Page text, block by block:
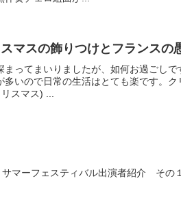
マスの飾りつけとフランスの
まってまいりましたが、如何お過ごし
多いので日常の生活はとても楽です。
スマス) ...
サマーフェスティバル出演者紹介 その